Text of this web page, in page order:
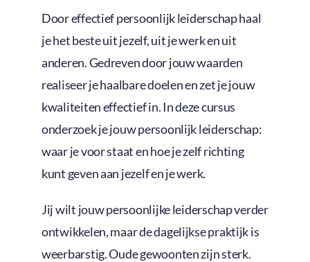
Door effectief persoonlijk leiderschap haal
je het beste uit jezelf, uit je werk en uit
anderen. Gedreven door jouw waarden
realiseer je haalbare doelen en zet je jouw
kwaliteiten effectief in. In deze cursus
onderzoek je jouw persoonlijk leiderschap:
waar je voor staat en hoe je zelf richting
kunt geven aan jezelf en je werk.
Jij wilt jouw persoonlijke leiderschap verder
ontwikkelen, maar de dagelijkse praktijk is
weerbarstig. Oude gewoonten zijn sterk.